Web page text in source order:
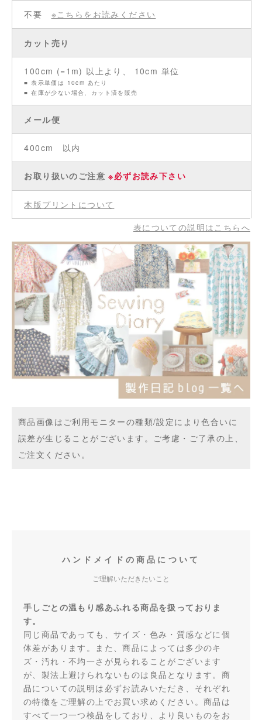
不要 ※こちらをお読みください
カット売り
100cm (=1m) 以上より、 10cm 単位
■ 表示単価は 10cm あたり
■ 在庫が少ない場合、カット済を販売
メール便
400cm 以内
お取り扱いのご注意※必ずお読み下さい
木版プリントについて
表についての説明はこちらへ
商品画像はご利用モニターの種類/設定により色合いに
誤差が生じることがございます。ご考慮・ご了承の上、
ご注文ください。
ハンドメイドの商品について
ご理解いただきたいこと
手しごとの温もり感あふれる商品を扱っておりま
す。
同じ商品であっても、サイズ・色み・質感などに個
体差があります。また、商品によっては多少のキ
ズ・汚れ・不均一さが見られることがございます
が、製法上避けられないものは良品となります。商
品についての説明は必ずお読みいただき、それぞれ
の特徴をご理解の上でお買い求めください。商品は
すべて一つ一つ検品をしており、より良いものをお